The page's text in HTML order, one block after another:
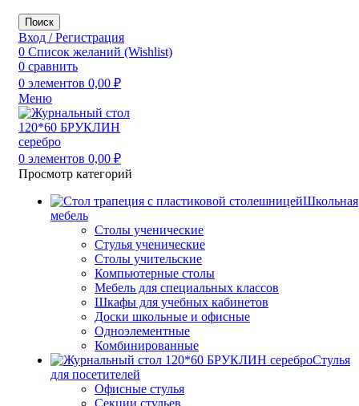
Поиск
Вход / Регистрация
0 Список желаний (Wishlist)
0 сравнить
0 элементов 0,00 ₽
Меню
0 элементов 0,00 ₽
Просмотр категорий
Школьная
мебель
Столы ученические
Стулья ученические
Столы учительские
Компьютерные столы
Мебель для специальных классов
Шкафы для учебных кабинетов
Доски школьные и офисные
Одноэлементные
Комбинированные
Стулья
для посетителей
Офисные стулья
Секции стульев